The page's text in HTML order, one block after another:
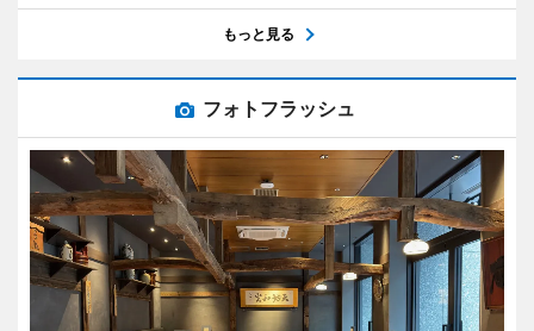
もっと見る
フォトフラッシュ